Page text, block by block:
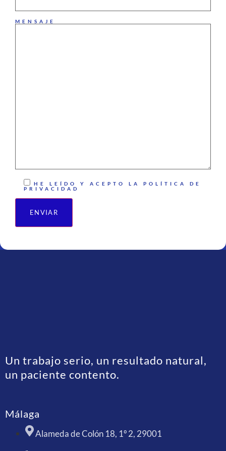
MENSAJE
HE LEÍDO Y ACEPTO LA POLÍTICA DE
PRIVACIDAD
Un trabajo serio, un resultado natural,
un paciente contento.
Málaga
Alameda de Colón 18, 1º 2, 29001